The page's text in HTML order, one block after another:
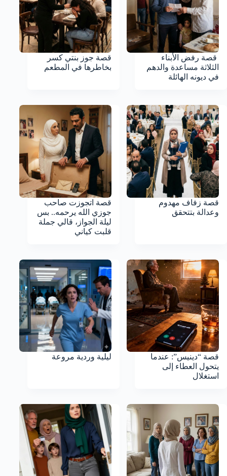
قصة رفض الأبناء
الثلاثة مساعدة والدهم
في ديونه الهائلة
قصة جوز بنتي كسر
بخاطرها في المطعم
قصة زفاف مهدوم
وعدالة بتتحقق
قصة اتجوزت صاحب
جوزي الله يرحمه.. بس
ليلة الجواز، قالي جملة
قلبت كياني
قصة “دينيس”: عندما
يتحول العطاء إلى
استغلال
ليلية وردية مروعة